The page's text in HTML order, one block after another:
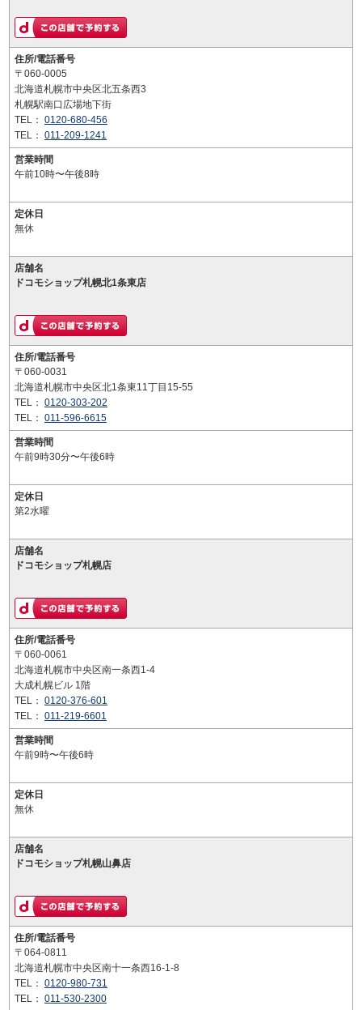
住所/電話番号
〒060-0005
北海道札幌市中央区北五条西3
札幌駅南口広場地下街
TEL： 0120-680-456
TEL： 011-209-1241
営業時間
午前10時〜午後8時
定休日
無休
店舗名
ドコモショップ札幌北1条東店
住所/電話番号
〒060-0031
北海道札幌市中央区北1条東11丁目15-55
TEL： 0120-303-202
TEL： 011-596-6615
営業時間
午前9時30分〜午後6時
定休日
第2水曜
店舗名
ドコモショップ札幌店
住所/電話番号
〒060-0061
北海道札幌市中央区南一条西1-4
大成札幌ビル 1階
TEL： 0120-376-601
TEL： 011-219-6601
営業時間
午前9時〜午後6時
定休日
無休
店舗名
ドコモショップ札幌山鼻店
住所/電話番号
〒064-0811
北海道札幌市中央区南十一条西16-1-8
TEL： 0120-980-731
TEL： 011-530-2300